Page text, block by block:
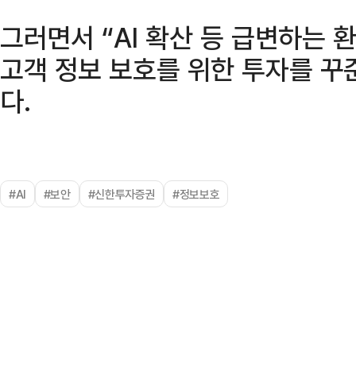
그러면서 “AI 확산 등 급변하는
고객 정보 보호를 위한 투자를
다.
#AI #보안 #신한투자증권 #정보보호